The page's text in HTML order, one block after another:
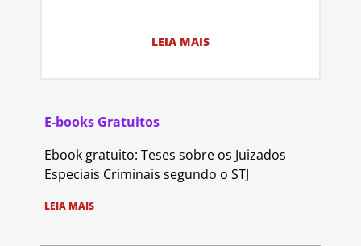
LEIA MAIS
E-books Gratuitos
Ebook gratuito: Teses sobre os Juizados
Especiais Criminais segundo o STJ
LEIA MAIS